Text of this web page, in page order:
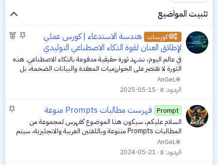
تثبيت المواضيع
م
ب
ت
م
م
ي
كورسات هندسة الاستدعاء | كورس عملي
لإطلاق العنان لقوة الذكاء الاصطناعي التوليدي
في عالم اليوم، نشهد ثورة حقيقية مدفوعة بالذكاء الاصطناعي. هذه
الثورة لا تقتصر على الخوارزميات المعقدة والبيانات الضخمة، بل
تتجسد أيضًا في قوة الكلمات. نعم، الكلمات! فمن خلال فن توجيه
هذه الكلمات...
AnGeL
الردود 8
2025-05-15
م
Prompt فهرست مطالبات Prompts منوعة
السلام عليكم، سيكون هذا الموضوع كفهرس لمجموعة من
المطالبات Prompts متنوعة وباللغتين العربية والانجليزية، سيتم
تجميعها او كتابتها حسب الحاجة عندي استعمالي لها، سيتم فتح
الموضوع للجميع لمشاركة...
AnGeL
الردود 8
2024-05-21